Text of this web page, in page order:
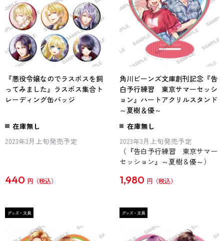
『悪役令嬢なのでラスボスを飼
ってみました』ラスボス集合ト
レーディング缶バッジ
在庫無し
2023年3月上旬発売予定
440 円
角川ビーンズ文庫創刊記念『告
白予行練習 東京サマーセッシ
ョン』ハートアクリルスタンド
～夏樹＆優～
在庫無し
2023年3月上旬発売予定
（『告白予行練習 東京サマー
セッション』～夏樹＆優～）
1,980 円